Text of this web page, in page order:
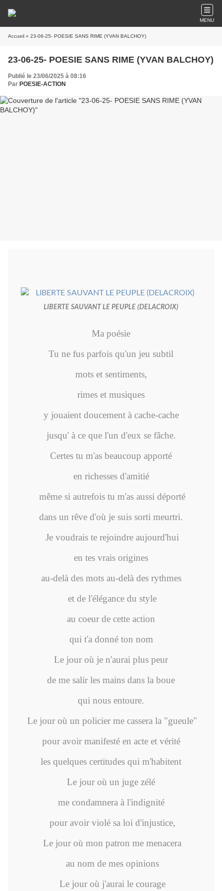
MENU
Accueil » 23-06-25- POESIE SANS RIME (YVAN BALCHOY)
23-06-25- POESIE SANS RIME (YVAN BALCHOY)
Publié le 23/06/2025 à 08:16
Par POESIE-ACTION
LIBERTE SAUVANT LE PEUPLE (DELACROIX)
Ma poésie
Tu ne fus parfois qu'un jeu subtil
mots et sentiments,
rimes et musiques
y jouaient doucement à cache-cache
jusqu' à ce que l'un d'eux se fâche.
Certes tu m'as beaucoup apporté
en richesses d'amitié
même si autrefois tu m'as aussi déporté
dans un rêve d'où je suis sorti meurtri.
Je voudrais te rejoindre aujourd'hui
en tes vrais origines
au-delà des mots au-delà des rythmes
et de l'élégance du style
au coeur de cette action
qui t'a donné ton nom
Le jour où je n'aurai plus peur
de me salir les mains dans la boue
qui nous entoure.
Le jour où un policier me cassera la "gueule"
pour avoir manifesté en acte et vérité
les quelques certitudes qui m'habitent
Le jour où un juge zélé
me condamnera à l'indignité
pour avoir violé sa loi d'injustice,
Le jour où mon patron me menacera
au nom de mes opinions
Le jour où j'aurai le courage